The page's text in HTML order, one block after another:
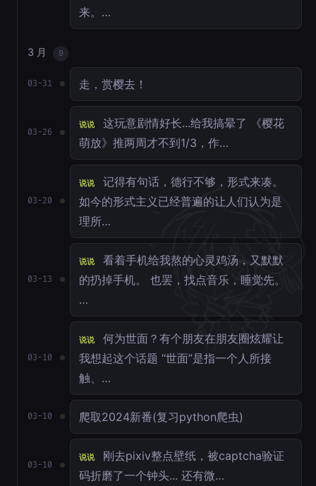
来。…
3 月 9
03-31 走，赏樱去！
03-26
说说
这玩意剧情好长...给我搞晕了 《樱花
萌放》推两周才不到1/3，作…
03-20
说说
记得有句话，德行不够，形式来凑。
如今的形式主义已经普遍的让人们认为是
理所…
03-13
说说
看着手机给我熬的心灵鸡汤，又默默
的扔掉手机。 也罢，找点音乐，睡觉先。
…
03-10
说说
何为世面？有个朋友在朋友圈炫耀让
我想起这个话题 “世面”是指一个人所接
触、…
03-10 爬取2024新番(复习python爬虫)
03-10
说说
刚去pixiv整点壁纸，被captcha验证
码折磨了一个钟头... 还有微…